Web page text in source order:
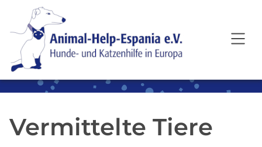
SKIP TO MAIN CONTENT
Vermittelte Tiere